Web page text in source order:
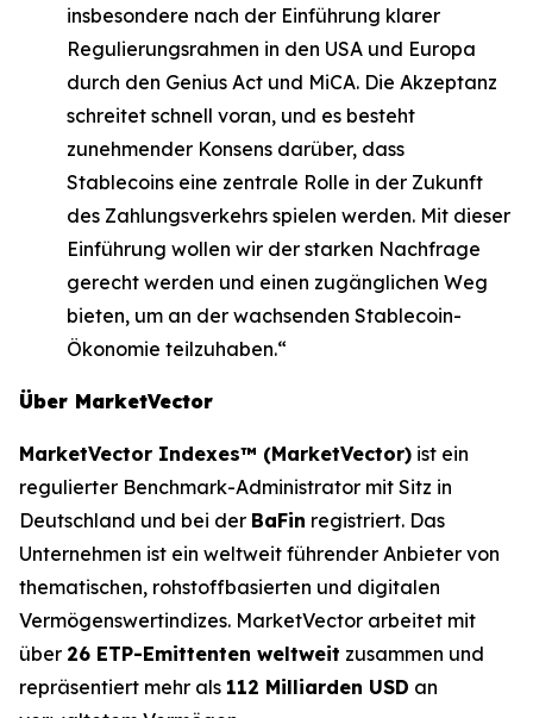
insbesondere nach der Einführung klarer
Regulierungsrahmen in den USA und Europa
durch den Genius Act und MiCA. Die Akzeptanz
schreitet schnell voran, und es besteht
zunehmender Konsens darüber, dass
Stablecoins eine zentrale Rolle in der Zukunft
des Zahlungsverkehrs spielen werden. Mit dieser
Einführung wollen wir der starken Nachfrage
gerecht werden und einen zugänglichen Weg
bieten, um an der wachsenden Stablecoin-
Ökonomie teilzuhaben.“
Über MarketVector
MarketVector Indexes™ (MarketVector) ist ein
regulierter Benchmark-Administrator mit Sitz in
Deutschland und bei der BaFin registriert. Das
Unternehmen ist ein weltweit führender Anbieter von
thematischen, rohstoffbasierten und digitalen
Vermögenswertindizes. MarketVector arbeitet mit
über 26 ETP-Emittenten weltweit zusammen und
repräsentiert mehr als 112 Milliarden USD an